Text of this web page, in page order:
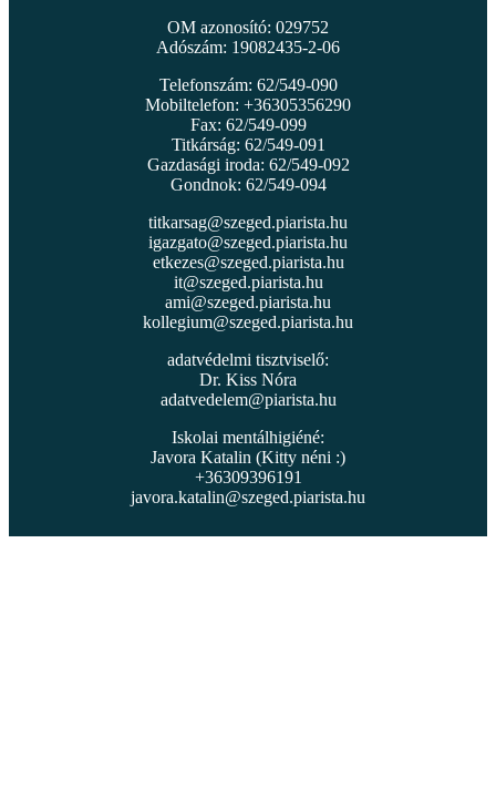
OM azonosító: 029752
Adószám: 19082435-2-06
Telefonszám: 62/549-090
Mobiltelefon: +36305356290
Fax: 62/549-099
Titkárság: 62/549-091
Gazdasági iroda: 62/549-092
Gondnok: 62/549-094
titkarsag@szeged.piarista.hu
igazgato@szeged.piarista.hu
etkezes@szeged.piarista.hu
it@szeged.piarista.hu
ami@szeged.piarista.hu
kollegium@szeged.piarista.hu
adatvédelmi tisztviselő:
Dr. Kiss Nóra
adatvedelem@piarista.hu
Iskolai mentálhigiéné:
Javora Katalin (Kitty néni :)
+36309396191
javora.katalin@szeged.piarista.hu